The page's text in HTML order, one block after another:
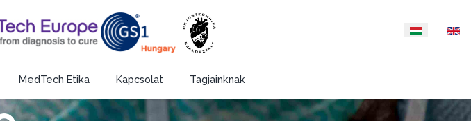
Válasszon nyelvet
MedTech Etika Kapcsolat Tagjainknak